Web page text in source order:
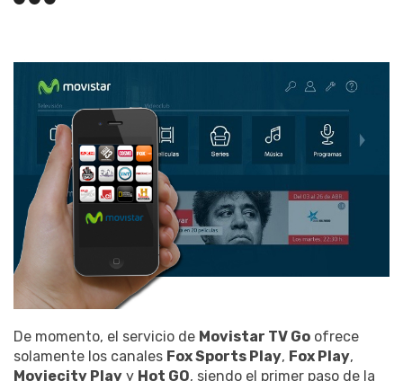
De momento, el servicio de Movistar TV Go ofrece
solamente los canales Fox Sports Play, Fox Play,
Moviecity Play y Hot GO, siendo el primer paso de la